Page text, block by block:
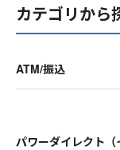
カテゴリから
ATM/振込
パワーダイレクト（